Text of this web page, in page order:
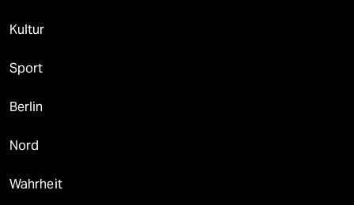
Kultur
Sport
Berlin
Nord
Wahrheit